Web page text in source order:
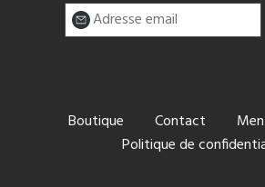
Boutique Contact
Politique de